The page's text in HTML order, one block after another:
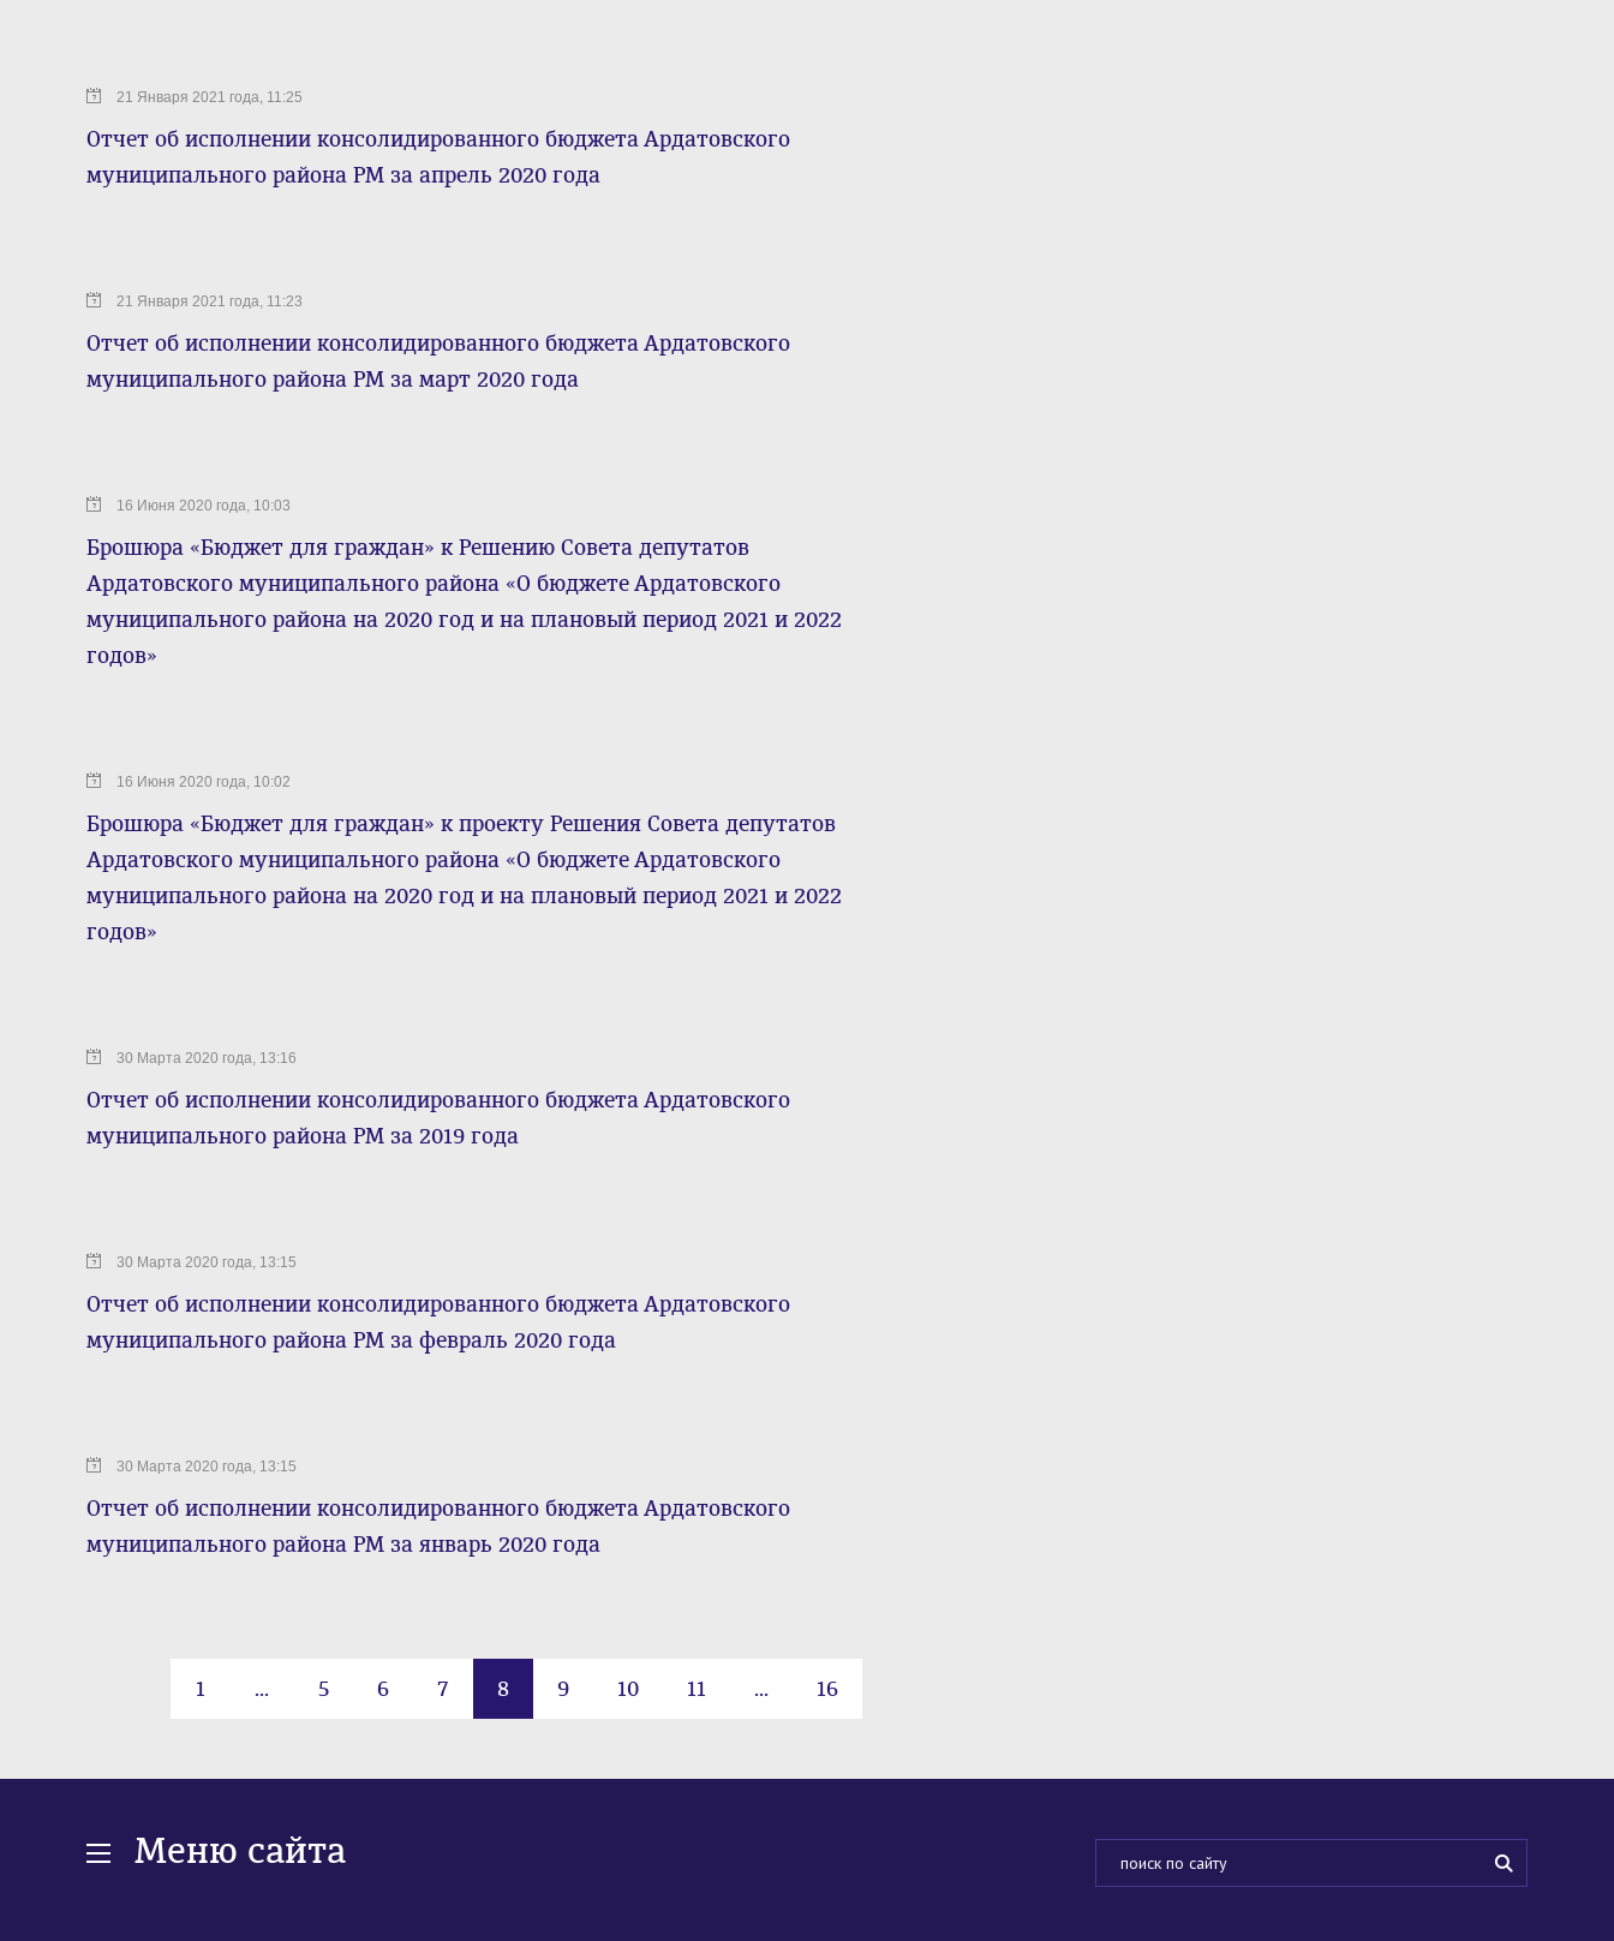
21 Января 2021 года, 11:25
Отчет об исполнении консолидированного бюджета Ардатовского
муниципального района РМ за апрель 2020 года
21 Января 2021 года, 11:23
Отчет об исполнении консолидированного бюджета Ардатовского
муниципального района РМ за март 2020 года
16 Июня 2020 года, 10:03
Брошюра «Бюджет для граждан» к Решению Совета депутатов
Ардатовского муниципального района «О бюджете Ардатовского
муниципального района на 2020 год и на плановый период 2021 и 2022
годов»
16 Июня 2020 года, 10:02
Брошюра «Бюджет для граждан» к проекту Решения Совета депутатов
Ардатовского муниципального района «О бюджете Ардатовского
муниципального района на 2020 год и на плановый период 2021 и 2022
годов»
30 Марта 2020 года, 13:16
Отчет об исполнении консолидированного бюджета Ардатовского
муниципального района РМ за 2019 года
30 Марта 2020 года, 13:15
Отчет об исполнении консолидированного бюджета Ардатовского
муниципального района РМ за февраль 2020 года
30 Марта 2020 года, 13:15
Отчет об исполнении консолидированного бюджета Ардатовского
муниципального района РМ за январь 2020 года
1 ... 5 6 7 8 9 10 11 ... 16
Меню сайта